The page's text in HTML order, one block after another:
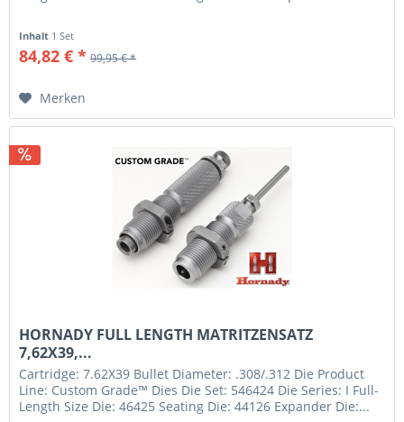
Inhalt 1 Set
84,82 € * 99,95 € *
Merken
HORNADY FULL LENGTH MATRITZENSATZ
7,62X39,...
Cartridge: 7.62X39 Bullet Diameter: .308/.312 Die Product
Line: Custom Grade™ Dies Die Set: 546424 Die Series: I Full-
Length Size Die: 46425 Seating Die: 44126 Expander Die:...